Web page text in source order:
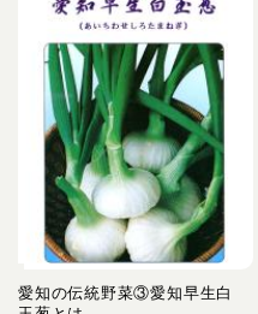
愛知の伝統野菜③愛知早生白